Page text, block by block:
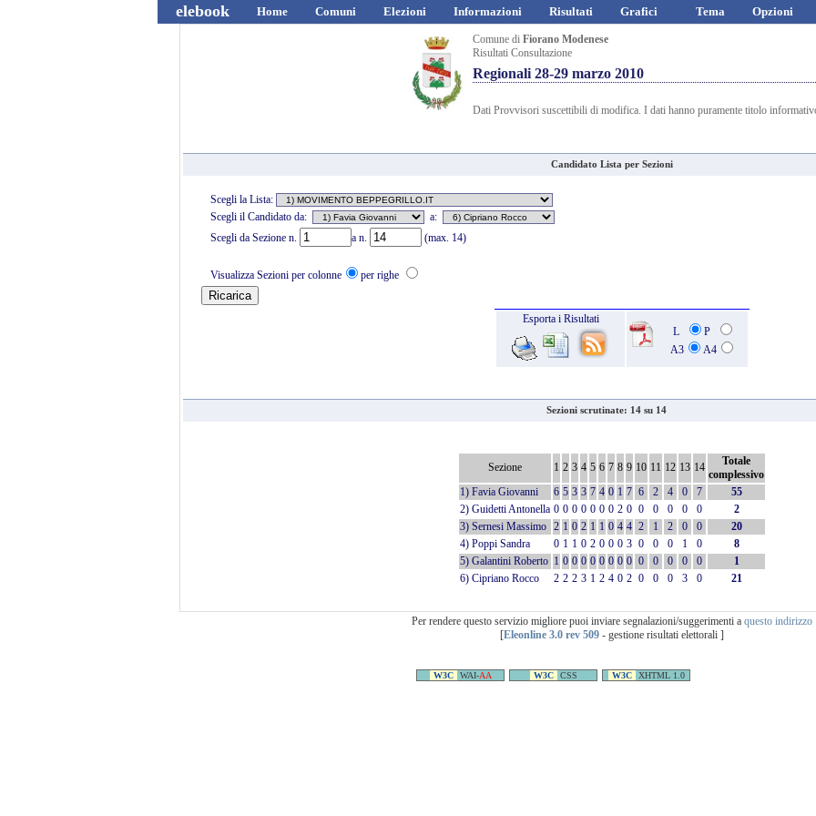
elebook Home Comuni Elezioni Informazioni Risultati Grafici Tema Opzioni
Comune di Fiorano Modenese
Risultati Consultazione
Regionali 28-29 marzo 2010
Dati Provvisori suscettibili di modifica. I dati hanno puramente titolo
Candidato Lista per Sezioni
Scegli la Lista:
Scegli il Candidato da:
a:
Scegli da Sezione n.
a n. (max. 14)
Visualizza Sezioni per colonne per righe
Esporta i Risultati
L
P
A3
A4
Sezioni scrutinate: 14 su 14
Sezione 1 2 3 4 5 6 7 8 9 10 11 12 13 14
Totale
complessivo
1) Favia Giovanni
6 5 3 3 7 4 0 1 7 6 2 4 0 7
55
2) Guidetti Antonella 0 0 0 0 0 0 0 2 0 0 0 0 0 0
2
3) Sernesi Massimo 2 1 0 2 1 1 0 4 4 2 1 2 0 0
20
4) Poppi Sandra
0 1 1 0 2 0 0 0 3 0 0 0 1 0
8
5) Galantini Roberto 1 0 0 0 0 0 0 0 0 0 0 0 0 0
1
6) Cipriano Rocco
2 2 2 3 1 2 4 0 2 0 0 0 3 0 21
Per rendere questo servizio migliore puoi inviare segnalazioni/suggerimenti a questo indirizzo
[Eleonline 3.0 rev 509 - gestione risultati elettorali ]
W3C WAI-AA W3C CSS W3C XHTML 1.0